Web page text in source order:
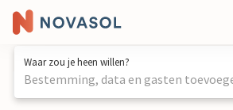
Waar zou je heen willen?
Bestemming, data en gasten
1 / 14